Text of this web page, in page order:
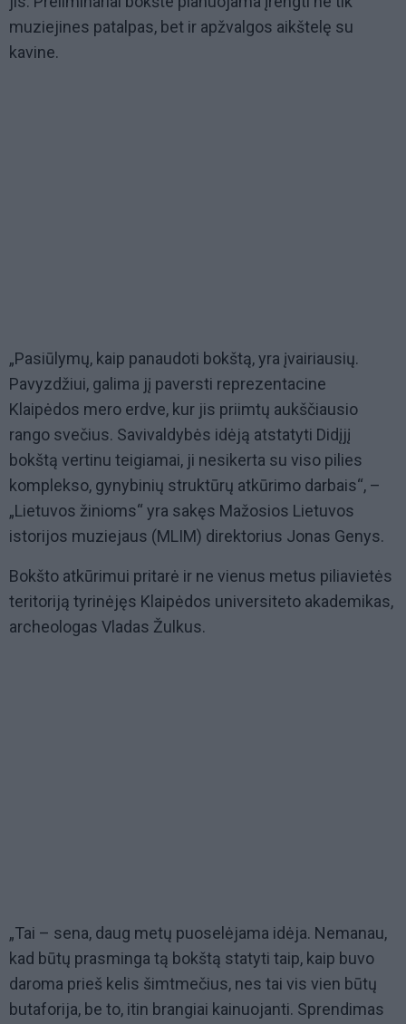
muziejines patalpas, bet ir apžvalgos aikštelę su
kavine.
„Pasiūlymų, kaip panaudoti bokštą, yra įvairiausių.
Pavyzdžiui, galima jį paversti reprezentacine
Klaipėdos mero erdve, kur jis priimtų aukščiausio
rango svečius. Savivaldybės idėją atstatyti Didįjį
bokštą vertinu teigiamai, ji nesikerta su viso pilies
komplekso, gynybinių struktūrų atkūrimo darbais“, –
„Lietuvos žinioms“ yra sakęs Mažosios Lietuvos
istorijos muziejaus (MLIM) direktorius Jonas Genys.
Bokšto atkūrimui pritarė ir ne vienus metus piliavietės
teritoriją tyrinėjęs Klaipėdos universiteto akademikas,
archeologas Vladas Žulkus.
„Tai – sena, daug metų puoselėjama idėja. Nemanau,
kad būtų prasminga tą bokštą statyti taip, kaip buvo
daroma prieš kelis šimtmečius, nes tai vis vien būtų
butaforija, be to, itin brangiai kainuojanti. Sprendimas